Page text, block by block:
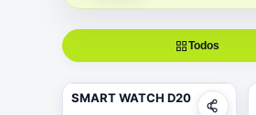
Todos
SMART WATCH D20